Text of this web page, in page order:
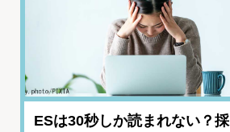
ESは30秒しか読まれない？採